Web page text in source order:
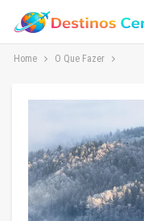
Home O Que Fazer